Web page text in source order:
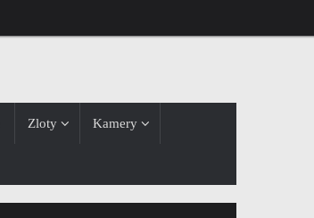
Zloty Kamery